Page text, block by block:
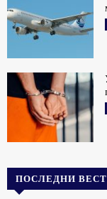
ПОСЛЕДНИ